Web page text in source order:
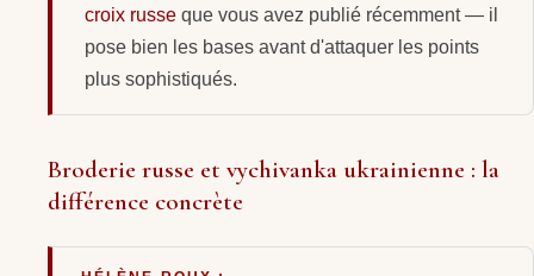
croix russe que vous avez publié récemment — il
pose bien les bases avant d'attaquer les points
plus sophistiqués.
Broderie russe et vychivanka ukrainienne : la
différence concrète